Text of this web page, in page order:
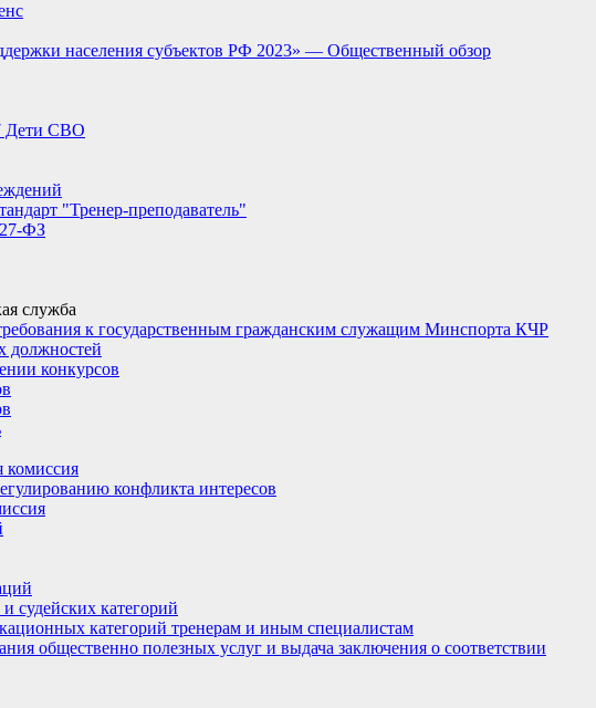
населения субъектов РФ 2023» — Общественный обзор
Дети СВО
"Тренер-преподаватель"
ФЗ
служба
к государственным гражданским служащим Минспорта КЧР
должностей
конкурсов
комиссия
конфликта интересов
судейских категорий
категорий тренерам и иным специалистам
общественно полезных услуг и выдача заключения о соответствии